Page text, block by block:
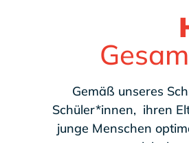
Gemäß unseres
Schüler*innen, ihren
junge Menschen